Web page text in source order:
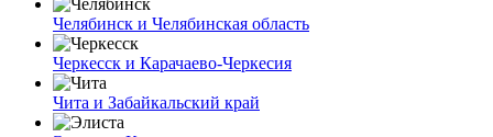
Челябинск и Челябинская область
Черкесск и Карачаево-Черкесия
Чита и Забайкальский край